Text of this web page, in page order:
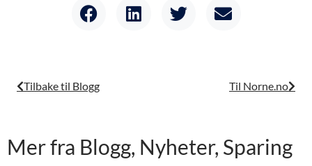
Tilbake til Blogg Til Norne.no
Mer fra Blogg, Nyheter, Sparing